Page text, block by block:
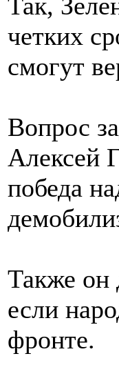
четких
смогут
Вопрос
Алексей
победа
Также он
если
фронте.